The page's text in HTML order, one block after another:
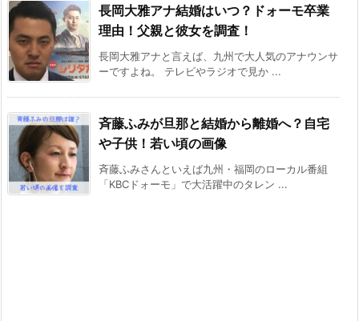
長岡大雅アナ結婚はいつ？ドォーモ卒業
理由！父親と彼女を調査！
長岡大雅アナと言えば、九州で大人気のアナウンサ
ーですよね。 テレビやラジオで見か ...
斉藤ふみが旦那と結婚から離婚へ？自宅
や子供！若い頃の画像
斉藤ふみさんといえば九州・福岡のローカル番組
「KBCドォーモ」で大活躍中のタレン ...